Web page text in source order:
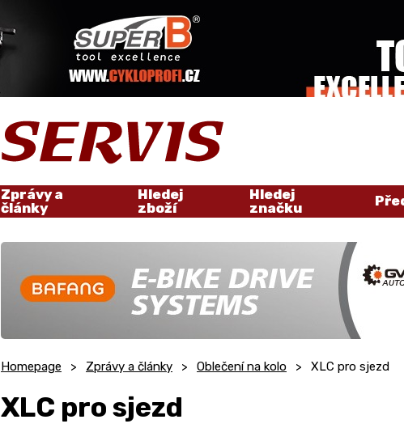
Zprávy a
články
Hledej
zboží
Hledej
značku
Homepage Zprávy a články Oblečení na kolo XLC pro sjezd
XLC pro sjezd